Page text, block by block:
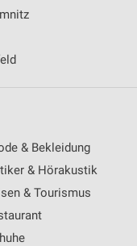
& Bekleidung
& Hörakustik
& Tourismus